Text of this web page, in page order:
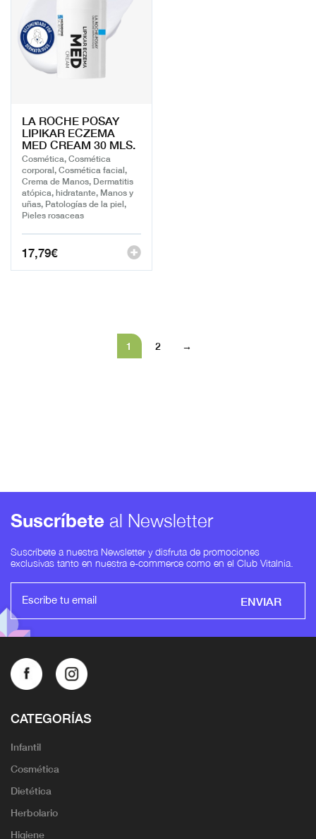
LA ROCHE POSAY
LIPIKAR ECZEMA
MED CREAM 30 MLS.
Cosmética, Cosmética
corporal, Cosmética facial,
Crema de Manos, Dermatitis
atópica, hidratante, Manos y
uñas, Patologías de la piel,
Pieles rosaceas
17,79€
1 2 →
Suscríbete al Newsletter
Suscríbete a nuestra Newsletter y disfruta de promociones
exclusivas tanto en nuestra e-commerce como en el Club Vitalnia.
ENVIAR
CATEGORÍAS
Infantil
Cosmética
Dietética
Herbolario
Higiene